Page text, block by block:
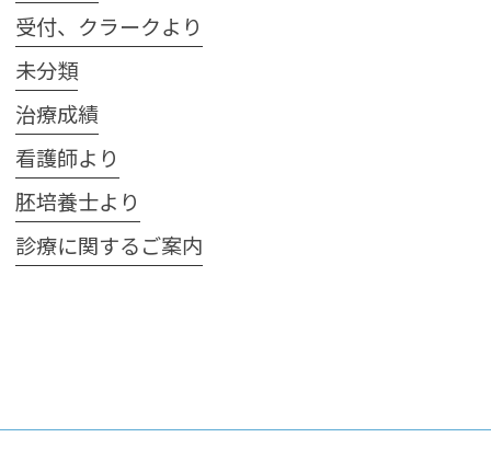
受付、クラークより
未分類
治療成績
看護師より
胚培養士より
診療に関するご案内